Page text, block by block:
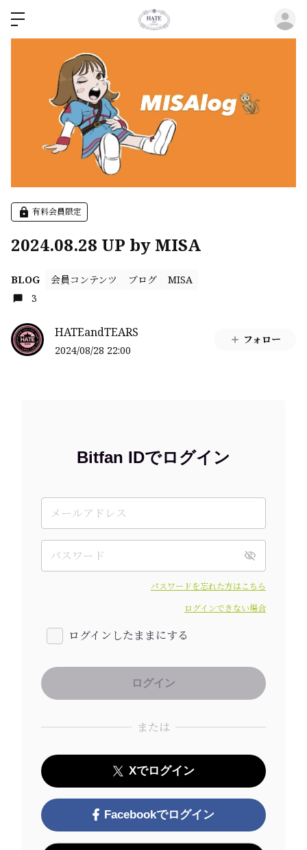
有料会員限定
2024.08.28 UP by MISA
BLOG 会員コンテンツ ブログ
MISA
3
HATEandTEARS
2024/08/28 22:00
フォロー
Bitfan IDでログイン
パスワードを忘れた方はこちら
ログインできない場合
ログインしたままにする
または
Xでログイン
Facebookでログイン